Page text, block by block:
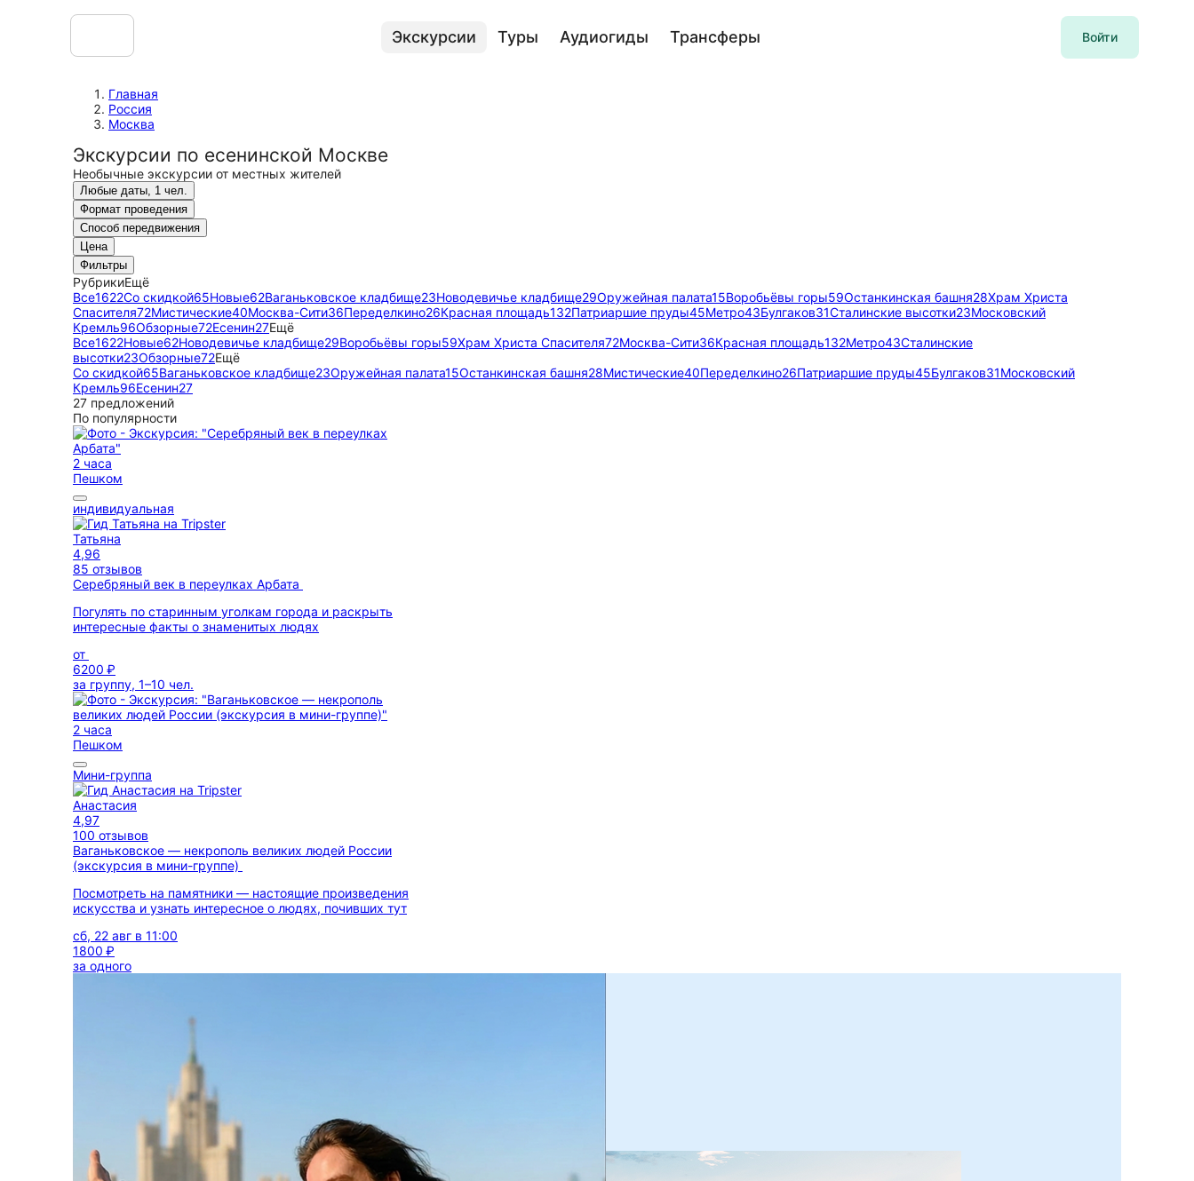
Экскурсии Туры Аудиогиды Трансферы Войти
Главная
Россия
Москва
Экскурсии по есенинской Москве
Необычные экскурсии от местных жителей
Любые даты, 1 чел.
Формат проведения
Способ передвижения
Цена
Фильтры
РубрикиЕщё
Все1622Со скидкой65Новые62Ваганьковское кладбище23Новодевичье кладбище29Оружейная палата15Воробьёвы горы59Останкинская башня28Храм Христа
Спасителя72Мистические40Москва-Сити36Переделкино26Красная площадь132Патриаршие пруды45Метро43Булгаков31Сталинские высотки23Московский
Кремль96Обзорные72Есенин27Ещё
Все1622Новые62Новодевичье кладбище29Воробьёвы горы59Храм Христа Спасителя72Москва-Сити36Красная площадь132Метро43Сталинские
высотки23Обзорные72Ещё
Со скидкой65Ваганьковское кладбище23Оружейная палата15Останкинская башня28Мистические40Переделкино26Патриаршие пруды45Булгаков31Московский
Кремль96Есенин27
27 предложений
По популярности
2 часа
Пешком
индивидуальная
Татьяна
4,96
85 отзывов
Серебряный век в переулках Арбата
Погулять по старинным уголкам города и раскрыть
интересные факты о знаменитых людях
от
6200 ₽
за группу, 1–10 чел.
2 часа
Пешком
Мини-группа
Анастасия
4,97
100 отзывов
Ваганьковское — некрополь великих людей России
(экскурсия в мини-группе)
Посмотреть на памятники — настоящие произведения
искусства и узнать интересное о людях, почивших тут
сб, 22 авг в 11:00
1800 ₽
за одного